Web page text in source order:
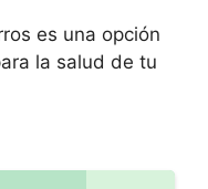
es una opción
la salud de tu